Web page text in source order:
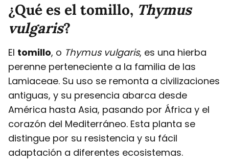
¿Qué es el tomillo, Thymus
vulgaris?
El tomillo, o Thymus vulgaris, es una hierba
perenne perteneciente a la familia de las
Lamiaceae. Su uso se remonta a civilizaciones
antiguas, y su presencia abarca desde
América hasta Asia, pasando por África y el
corazón del Mediterráneo. Esta planta se
distingue por su resistencia y su fácil
adaptación a diferentes ecosistemas.